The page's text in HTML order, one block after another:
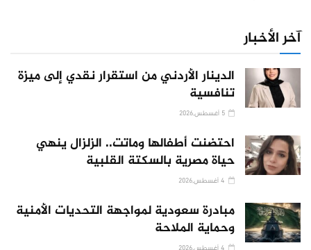
آخر الأخبار
الدينار الأردني من استقرار نقدي إلى ميزة
تنافسية
احتضنت أطفالها وماتت.. الزلزال ينهي
حياة مصرية بالسكتة القلبية
مبادرة سعودية لمواجهة التحديات الأمنية
وحماية الملاحة